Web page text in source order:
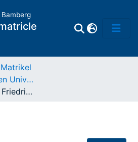
Matrikel der älteren Universität
Haysdorff, Georg Friedrich